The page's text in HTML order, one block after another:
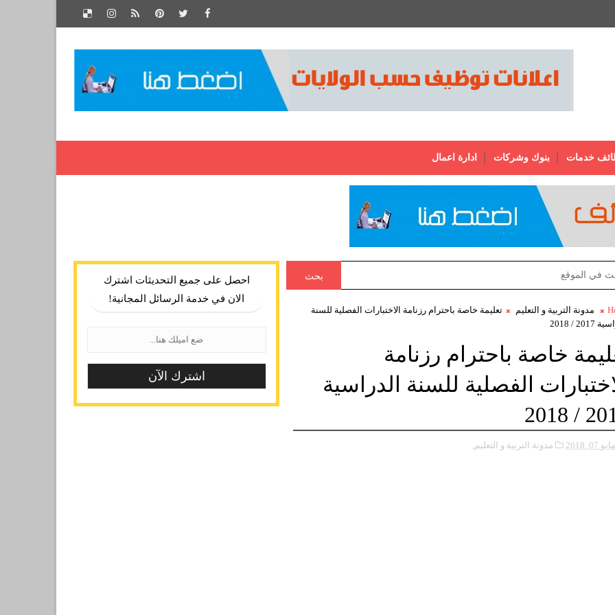
خدمات بنوك وشركات ادارة اعمال
بحث
مدونة التربية و التعليم
تعليمة خاصة باحترام رزنامة الاختبارات الفصلية للسنة
/ 2018
خاصة باحترام رزنامة
الفصلية للسنة الدراسية
2017 /
مايو 07, 2018 مدونة التربية و التعليم,
احصل على جميع التحديثات اشترك
الان في خدمة الرسائل المجانية!